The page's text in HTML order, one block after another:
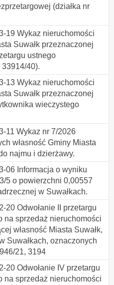
(działka nr
19 Wykaz nieruchomości
Suwałk przeznaczonej
ustnego
33914/40).
13 Wykaz nieruchomości
Suwałk przeznaczonej
wieczystego
11 Wykaz nr 7/2026
własność Gminy Miasta
najmu i dzierżawy.
06 Informacja o wyniku
5 o powierzchni 0,00557
w Suwałkach.
20 Odwołanie II przetargu
na sprzedaż nieruchomości
własność Miasta Suwałk,
Suwałkach, oznaczonych
21, 3194
20 Odwołanie IV przetargu
na sprzedaż nieruchomości